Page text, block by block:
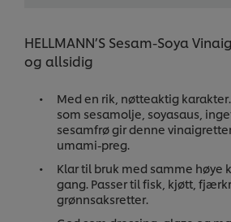
HELLMANN’S Sesam-Soya
og allsidig
Med en rik, nøtteaktig
som sesamolje, soyasaus,
sesamfrø gir denne
umami-preg.
Klar til bruk med samme høye
gang. Passer til fisk, kjøtt,
grønnsaksretter.